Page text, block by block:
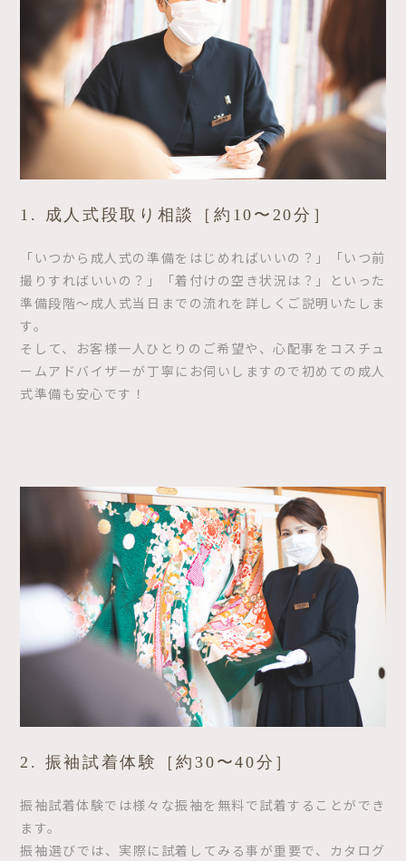
1. 成人式段取り相談［約10〜20分］
「いつから成人式の準備をはじめればいいの？」「いつ前
撮りすればいいの？」「着付けの空き状況は？」といった
準備段階〜成人式当日までの流れを詳しくご説明いたしま
す。
そして、お客様一人ひとりのご希望や、心配事をコスチュ
ームアドバイザーが丁寧にお伺いしますので初めての成人
式準備も安心です！
2. 振袖試着体験［約30〜40分］
振袖試着体験では様々な振袖を無料で試着することができ
ます。
振袖選びでは、実際に試着してみる事が重要で、カタログ